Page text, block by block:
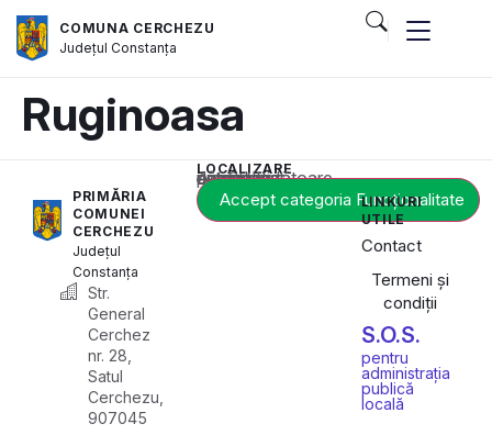
COMUNA CERCHEZU
JudețulConstanța
Ruginoasa
PRIMĂRIA
COMUNEI
CERCHEZU
Județul
Constanța
Str.
General
Cerchez
nr. 28,
Satul
Cerchezu,
907045
LOCALIZARE
Acest conținut este blocat până când acceptați categoria corespunzătoare de cookie-uri.
Accept categoria Funcționalitate
LINKURI
UTILE
Contact
Termeni și
condiții
S.O.S.
pentru
administrația
publică
locală